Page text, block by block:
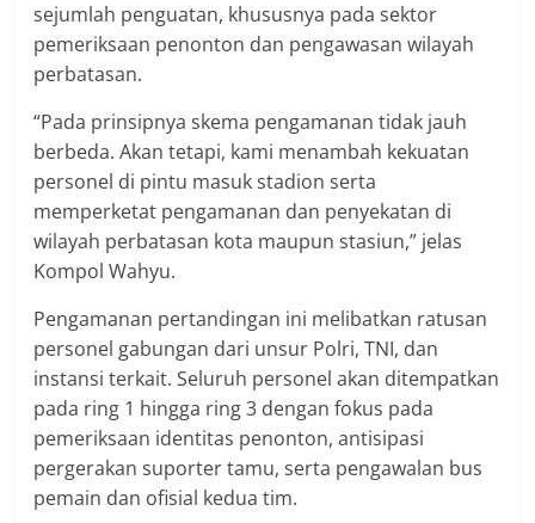
sejumlah penguatan, khususnya pada sektor
pemeriksaan penonton dan pengawasan wilayah
perbatasan.
“Pada prinsipnya skema pengamanan tidak jauh
berbeda. Akan tetapi, kami menambah kekuatan
personel di pintu masuk stadion serta
memperketat pengamanan dan penyekatan di
wilayah perbatasan kota maupun stasiun,” jelas
Kompol Wahyu.
Pengamanan pertandingan ini melibatkan ratusan
personel gabungan dari unsur Polri, TNI, dan
instansi terkait. Seluruh personel akan ditempatkan
pada ring 1 hingga ring 3 dengan fokus pada
pemeriksaan identitas penonton, antisipasi
pergerakan suporter tamu, serta pengawalan bus
pemain dan ofisial kedua tim.